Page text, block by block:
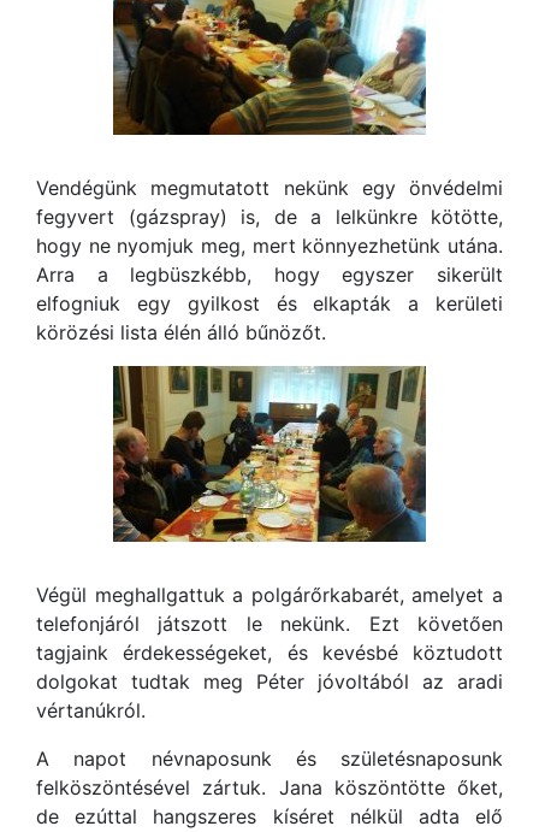
Vendégünk megmutatott nekünk egy önvédelmi
fegyvert (gázspray) is, de a lelkünkre kötötte,
hogy ne nyomjuk meg, mert könnyezhetünk utána.
Arra a legbüszkébb, hogy egyszer sikerült
elfogniuk egy gyilkost és elkapták a kerületi
körözési lista élén álló bűnözőt.
Végül meghallgattuk a polgárőrkabarét, amelyet a
telefonjáról játszott le nekünk. Ezt követően
tagjaink érdekességeket, és kevésbé köztudott
dolgokat tudtak meg Péter jóvoltából az aradi
vértanúkról.
A napot névnaposunk és születésnaposunk
felköszöntésével zártuk. Jana köszöntötte őket,
de ezúttal hangszeres kíséret nélkül adta elő